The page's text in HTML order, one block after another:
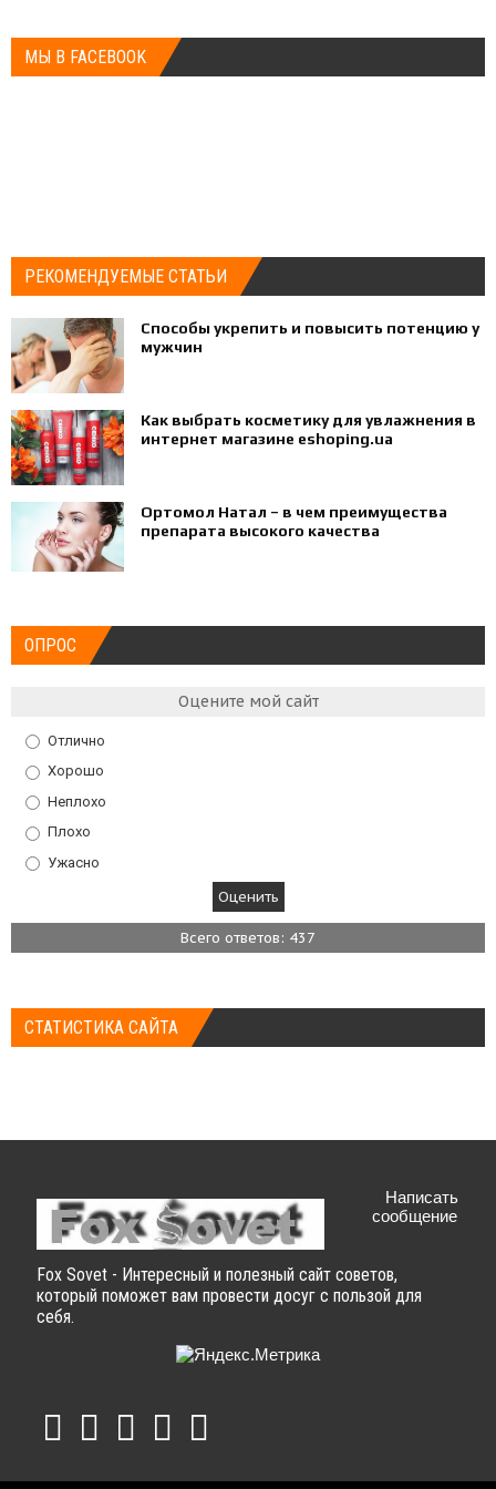
МЫ В FACEBOOK
РЕКОМЕНДУЕМЫЕ СТАТЬИ
Способы укрепить и повысить потенцию у
мужчин
Как выбрать косметику для увлажнения в
интернет магазине eshoping.ua
Ортомол Натал – в чем преимущества
препарата высокого качества
ОПРОС
Оцените мой сайт
Отлично
Хорошо
Неплохо
Плохо
Ужасно
Всего ответов: 437
СТАТИСТИКА САЙТА
Fox Sovet - Интересный и полезный сайт советов,
который поможет вам провести досуг с пользой для
себя.
Написать
сообщение